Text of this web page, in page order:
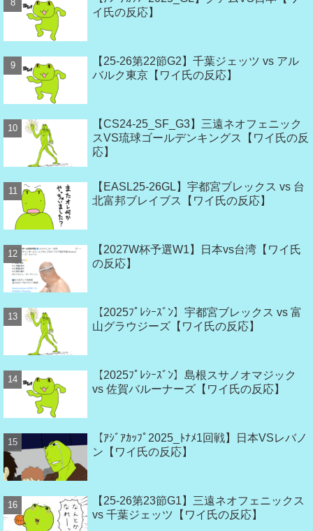
イ氏の反応】
【25-26第22節G2】千葉ジェッツ vs アル
バルク東京【ワイ氏の反応】
【CS24-25_SF_G3】三遠ネオフェニック
スVS琉球ゴールデンキングス【ワイ氏の反
応】
【EASL25-26GL】宇都宮ブレックス vs 台
北富邦ブレイブス【ワイ氏の反応】
【2027W杯予選W1】日本vs台湾【ワイ氏
の反応】
【2025ﾌﾟﾚｼｰｽﾞﾝ】宇都宮ブレックス vs 富
山グラウジーズ【ワイ氏の反応】
【2025ﾌﾟﾚｼｰｽﾞﾝ】島根スサノオマジック
vs 佐賀バルーナーズ【ワイ氏の反応】
【ｱｼﾞｱｶｯﾌﾟ2025_ﾄﾅﾒ1回戦】日本VSレバノ
ン【ワイ氏の反応】
【25-26第23節G1】三遠ネオフェニックス
vs 千葉ジェッツ【ワイ氏の反応】